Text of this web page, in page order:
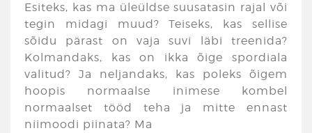
Esiteks, kas ma üleüldse suusatasin rajal või
tegin midagi muud? Teiseks, kas sellise
sõidu pärast on vaja suvi läbi treenida?
Kolmandaks, kas on ikka õige spordiala
valitud? Ja neljandaks, kas poleks õigem
hoopis normaalse inimese kombel
normaalset tööd teha ja mitte ennast
niimoodi piinata? Ma